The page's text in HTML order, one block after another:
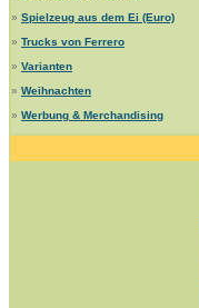
» Spielzeug aus dem Ei (Euro)
» Trucks von Ferrero
» Varianten
» Weihnachten
» Werbung & Merchandising